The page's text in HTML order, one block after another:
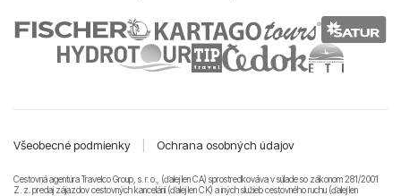
Všeobecné podmienky Ochrana osobných údajov
Cestovná agentúra Travelco Group, s. r. o., (ďalej len CA) sprostredkováva v súlade so zákonom 281/2001
Z. z. predaj zájazdov cestovných kancelárii (ďalej len CK) a iných služieb cestovného ruchu (ďalej len